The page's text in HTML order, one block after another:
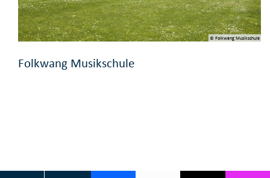
© Folkwang Musikschule
Folkwang Musikschule